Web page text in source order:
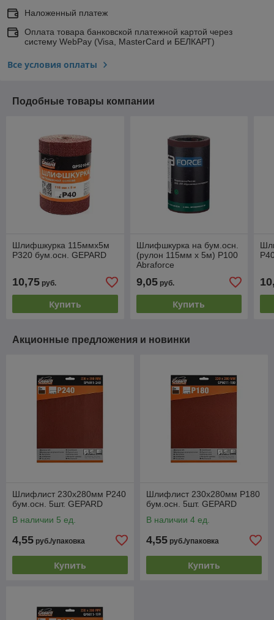
Наложенный платеж
Оплата товара банковской платежной картой через
систему WebPay (Visa, MasterCard и БЕЛКАРТ)
Все условия оплаты
Подобные товары компании
Шлифшкурка 115ммх5м
Р320 бум.осн. GEPARD
10,75 руб.
Купить
Шлифшкурка на бум.осн.
(рулон 115мм х 5м) Р100
Abraforce
9,05руб.
Купить
Акционные предложения и новинки
Шлифлист 230х280мм Р240
бум.осн. 5шт. GEPARD
В наличии 5 ед.
4,55 руб./упаковка
Купить
Шлифлист 230х280мм Р180
бум.осн. 5шт. GEPARD
В наличии 4 ед.
4,55 руб./упаковка
Купить